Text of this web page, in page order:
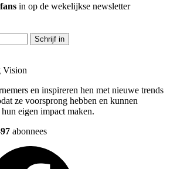
in op de wekelijkse newsletter
Schrijf in
Vision
en inspireren hen met nieuwe trends
ze voorsprong hebben en kunnen
eigen impact maken.
abonnees